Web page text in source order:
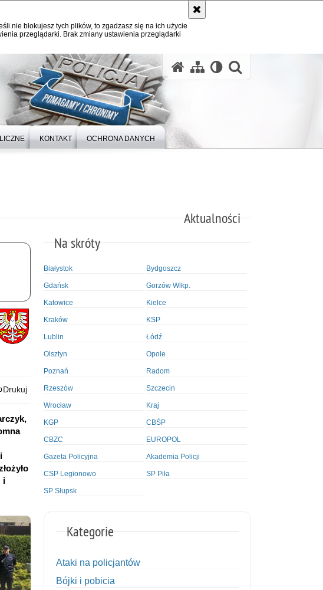
nie blokujesz tych plików, to zgadzasz się na ich użycie
przeglądarki. Brak zmiany ustawienia przeglądarki
KONTAKT OCHRONA DANYCH
Aktualności
Drukuj
i
Na skróty
Białystok Bydgoszcz
Gdańsk Gorzów Wlkp.
Katowice Kielce
Kraków KSP
Lublin Łódź
Olsztyn Opole
Poznań Radom
Rzeszów Szczecin
Wrocław Kraj
KGP CBŚP
CBZC EUROPOL
Gazeta Policyjna Akademia Policji
CSP Legionowo SP Piła
SP Słupsk
Kategorie
Ataki na policjantów
Bójki i pobicia